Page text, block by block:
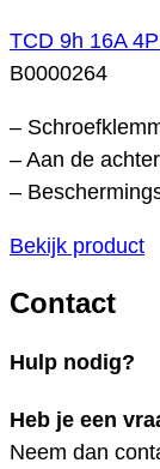
TCD 9h 16A
B0000264
–
– Aan de
–
Bekijk product
Contact
Hulp nodig?
Heb je een
Neem dan